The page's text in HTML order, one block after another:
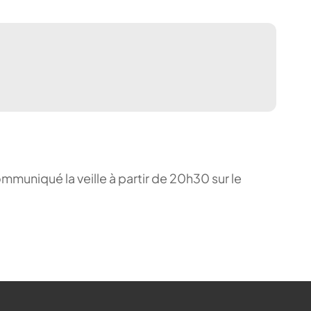
la veille à partir de 20h30 sur le